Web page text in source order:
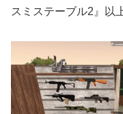
スミステーブル2』以